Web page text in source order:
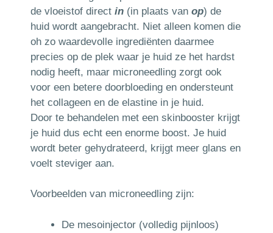
de vloeistof direct in (in plaats van op) de
huid wordt aangebracht. Niet alleen komen die
oh zo waardevolle ingrediënten daarmee
precies op de plek waar je huid ze het hardst
nodig heeft, maar microneedling zorgt ook
voor een betere doorbloeding en ondersteunt
het collageen en de elastine in je huid.
Door te behandelen met een skinbooster krijgt
je huid dus echt een enorme boost. Je huid
wordt beter gehydrateerd, krijgt meer glans en
voelt steviger aan.
Voorbeelden van microneedling zijn:
De mesoinjector (volledig pijnloos)